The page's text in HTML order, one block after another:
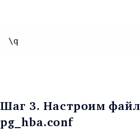
\q
Шаг 3. Настроим файл
pg_hba.conf